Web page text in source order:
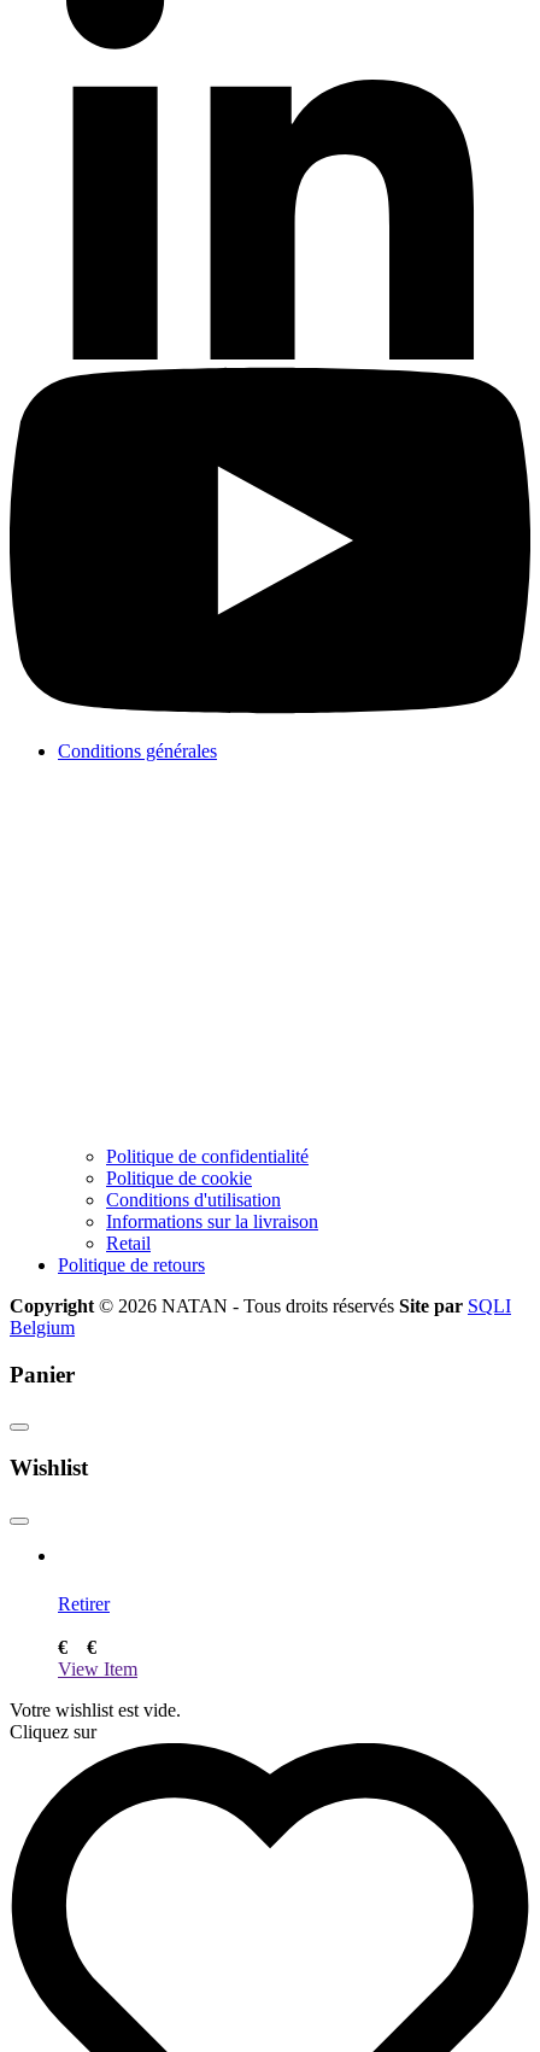
Conditions générales
Politique de confidentialité
Politique de cookie
Conditions d'utilisation
Informations sur la livraison
Retail
Politique de retours
Copyright © 2026 NATAN - Tous droits réservés Site par SQLI
Belgium
Panier
Wishlist
Retirer
€
€
View Item
Votre wishlist est vide.
Cliquez sur